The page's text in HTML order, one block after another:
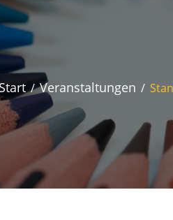
Start Veranstaltungen